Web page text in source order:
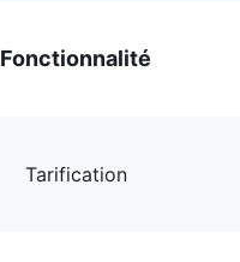
Fonctionnalité
Tarification